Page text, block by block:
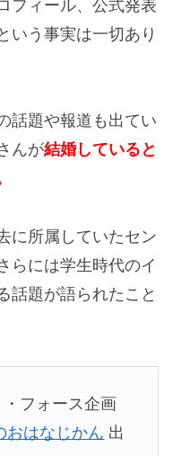
フィール、公式発表
いう事実は一切あり
話題や報道も出てい
んが結婚していると
に所属していたセン
らには学生時代のイ
話題が語られたこと
フォース企画
おはなじかん 出